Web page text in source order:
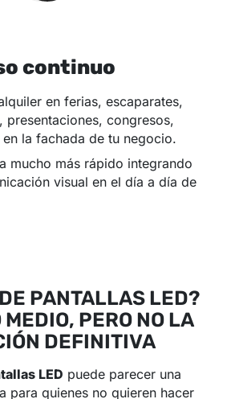
continuo
en ferias, escaparates,
presentaciones, congresos,
la fachada de tu negocio.
mucho más rápido integrando
visual en el día a día de
PANTALLAS LED?
PERO NO LA
DEFINITIVA
LED puede parecer una
para quienes no quieren hacer